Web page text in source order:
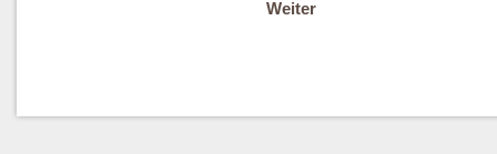
Weiter